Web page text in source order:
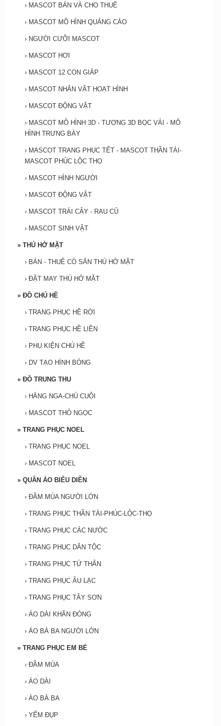
› MASCOT BÁN VÀ CHO THUÊ
› MASCOT MÔ HÌNH QUẢNG CÁO
› NGƯỜI CƯỠI MASCOT
› MASCOT HƠI
› MASCOT 12 CON GIÁP
› MASCOT NHÂN VẬT HOẠT HÌNH
› MASCOT ĐỘNG VẬT
› MASCOT MÔ HÌNH 3D - TƯỢNG 3D BỌC VẢI - MÔ
HÌNH TRƯNG BÀY
› MASCOT TRANG PHỤC TẾT - MASCOT THẦN TÀI-
MASCOT PHÚC LỘC THỌ
› MASCOT HÌNH NGƯỜI
› MASCOT ĐỘNG VẬT
› MASCOT TRÁI CÂY - RAU CỦ
› MASCOT SINH VẬT
» THÚ HỞ MẶT
› BÁN - THUÊ CÓ SẮN THÚ HỞ MẶT
› ĐẶT MAY THÚ HỞ MẶT
» ĐỒ CHÚ HỀ
› TRANG PHỤC HỀ RỜI
› TRANG PHỤC HỀ LIỀN
› PHỤ KIỆN CHÚ HỀ
› DV TẠO HÌNH BÓNG
» ĐỒ TRUNG THU
› HẰNG NGA-CHÚ CUỘI
› MASCOT THỎ NGỌC
» TRANG PHỤC NOEL
› TRANG PHỤC NOEL
› MASCOT NOEL
» QUẦN ÁO BIỂU DIỄN
› ĐẦM MÚA NGƯỜI LỚN
› TRANG PHỤC THẦN TÀI-PHÚC-LỘC-THỌ
› TRANG PHỤC CÁC NƯỚC
› TRANG PHỤC DÂN TỘC
› TRANG PHỤC TỨ THÂN
› TRANG PHỤC ÂU LẠC
› TRANG PHỤC TÂY SƠN
› ÁO DÀI KHĂN ĐÓNG
› ÁO BÀ BA NGƯỜI LỚN
» TRANG PHỤC EM BÉ
› ĐẦM MÚA
› ÁO DÀI
› ÁO BÀ BA
› YẾM ĐỤP